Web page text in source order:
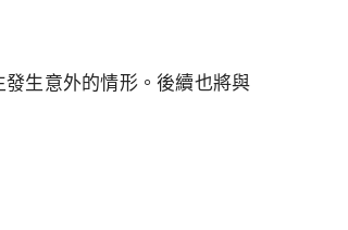
生意外的情形。後續也將與